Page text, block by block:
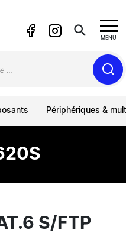
search MENU
Périphériques &
S/FTP